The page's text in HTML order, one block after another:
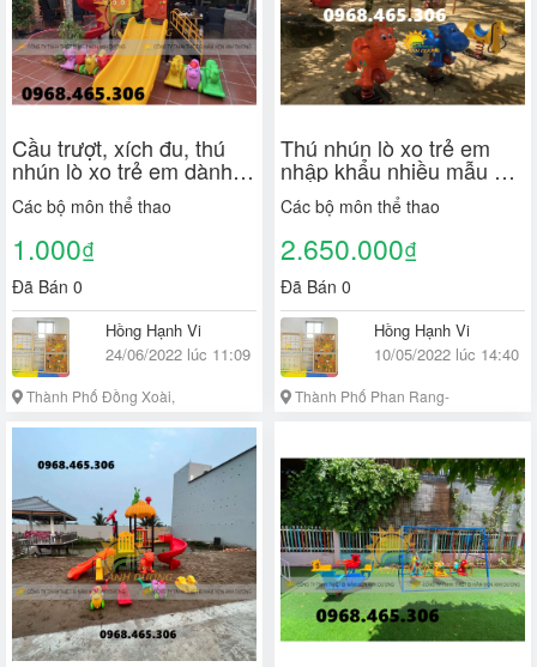
Cầu trượt, xích đu, thú
nhún lò xo trẻ em dành
cho nhà hàng, quán café
Các bộ môn thể thao
1.000₫
Đã Bán 0
Hồng Hạnh Vi
24/06/2022 lúc 11:09
Thành Phố Đồng Xoài,
Thú nhún lò xo trẻ em
nhập khẩu nhiều mẫu đa
dạng
Các bộ môn thể thao
2.650.000₫
Đã Bán 0
Hồng Hạnh Vi
10/05/2022 lúc 14:40
Thành Phố Phan Rang-